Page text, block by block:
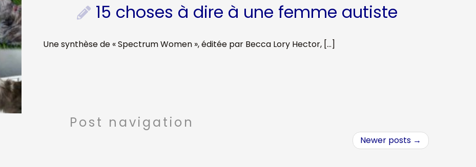
15 choses à dire à une femme autiste
Une synthèse de « Spectrum Women », éditée par Becca Lory Hector, […]
Post navigation
Newer posts →